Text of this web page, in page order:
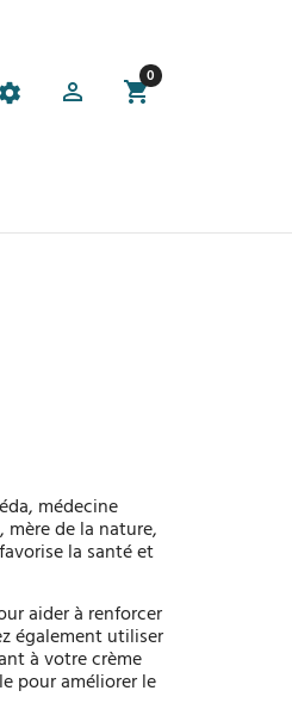
0
médecine
de la nature,
la santé et
aider à renforcer
également utiliser
à votre crème
pour améliorer le